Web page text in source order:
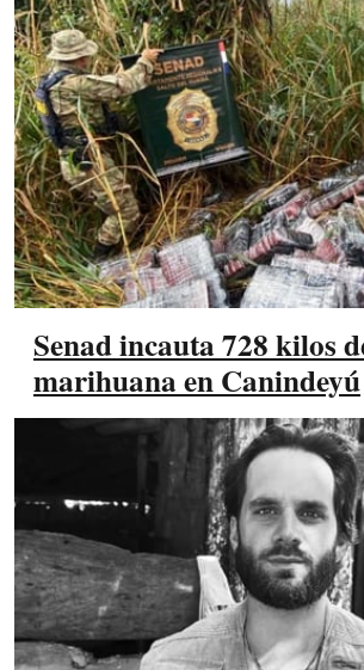
Senad incauta 728 kilos
marihuana en Canindeyú